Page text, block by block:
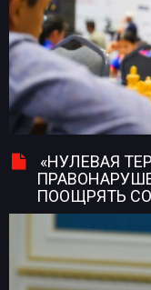
«НУЛЕВАЯ
ПООЩРЯТЬ